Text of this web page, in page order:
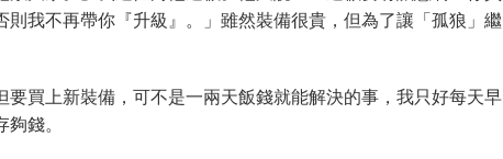
我不再帶你『升級』。」雖然裝備很貴，但為了讓「孤狼」繼
要買上新裝備，可不是一兩天飯錢就能解決的事，我只好每天早
錢。